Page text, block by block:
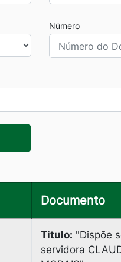
Número
Documento
Titulo: "Dispõe
servidora